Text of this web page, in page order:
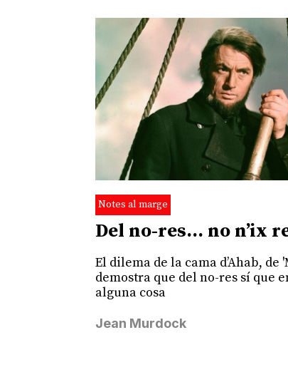
Notes al marge
Del no-res… no n’ix
El dilema de la cama d’Ahab, de
demostra que del no-res sí que
alguna cosa
Jean Murdock